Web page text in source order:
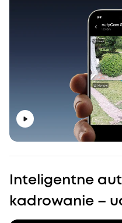
Inteligentne
kadrowanie –